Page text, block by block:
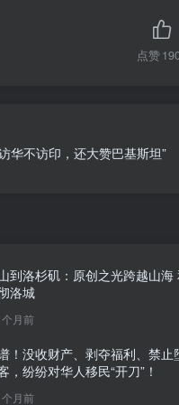
点赞
华不访印，还大赞巴基斯坦”
到洛杉矶：原创之光跨越山海
洛城
个月前
！没收财产、剥夺福利、禁
，纷纷对华人移民“开刀”！
个月前